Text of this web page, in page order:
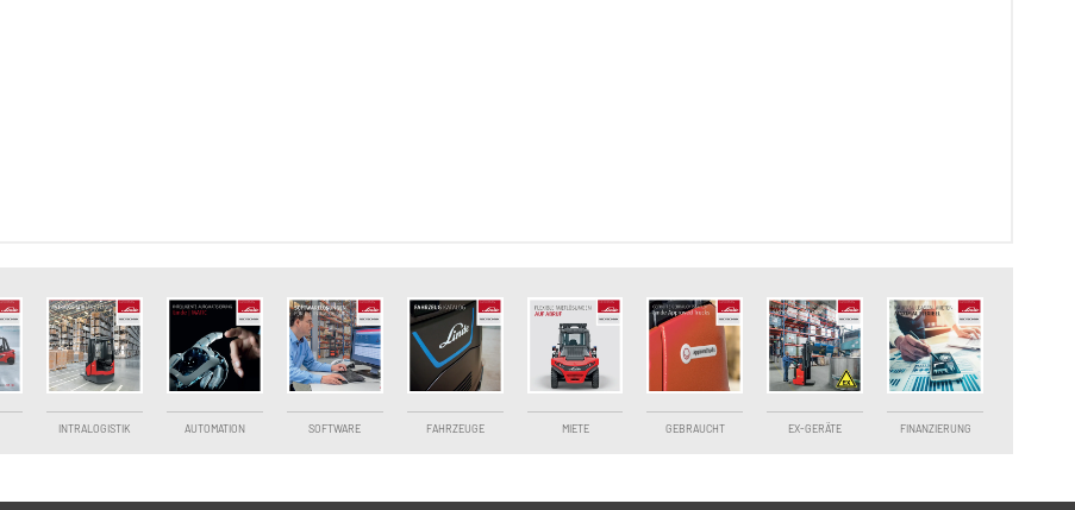
INTRALOGISTIK AUTOMATION SOFTWARE FAHRZEUGE MIETE GEBRAUCHT EX-GERÄTE FINANZIERUNG